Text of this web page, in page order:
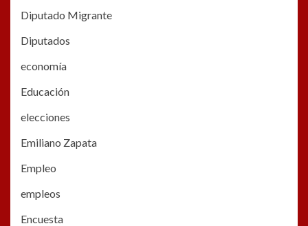
Diputado Migrante
Diputados
economía
Educación
elecciones
Emiliano Zapata
Empleo
empleos
Encuesta